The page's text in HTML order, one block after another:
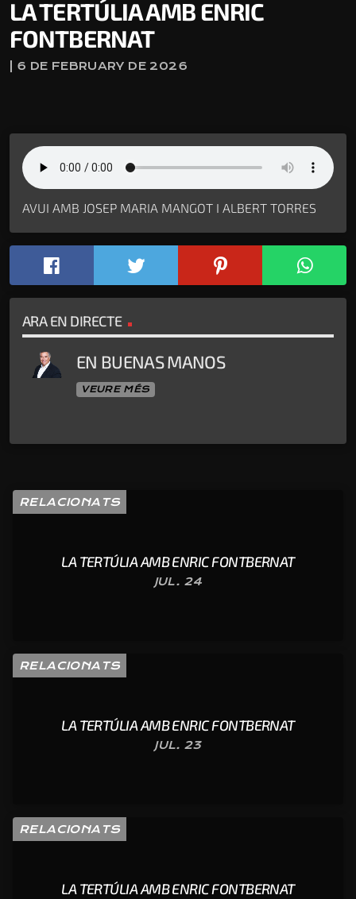
LA TERTÚLIA AMB ENRIC
FONTBERNAT
| 6 DE FEBRUARY DE 2026
AVUI AMB JOSEP MARIA MANGOT I ALBERT TORRES
ARA EN DIRECTE
EN BUENAS MANOS
VEURE MÉS
RELACIONATS
LA TERTÚLIA AMB ENRIC FONTBERNAT
JUL. 24
RELACIONATS
LA TERTÚLIA AMB ENRIC FONTBERNAT
JUL. 23
RELACIONATS
LA TERTÚLIA AMB ENRIC FONTBERNAT